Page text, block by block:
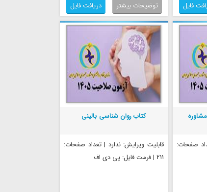
فایل
توضیحات بیشتر
دریافت فایل
صفحات:
کتاب روان شناسی بالینی
قابلیت ویرایش: ندارد | تعداد صفحات:
211 | فرمت فایل: پی دی اف